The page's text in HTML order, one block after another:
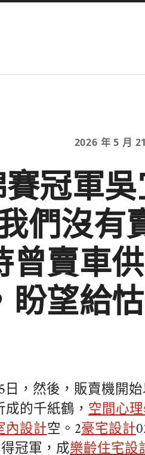
2026 年 5 月
冠軍
們沒
曾賣車
盼望給
日，然後，販賣機開
的千紙鶴， 空間心
內設計空。2豪宅設計
得冠軍，成樂齡住宅設